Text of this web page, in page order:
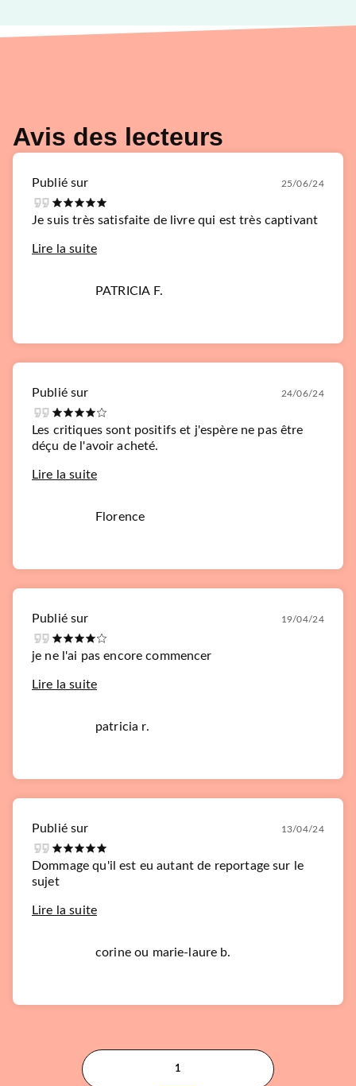
Avis des lecteurs
Publié sur 25/06/24
Je suis très satisfaite de livre qui est très captivant
Lire la suite
PATRICIA F.
Publié sur 24/06/24
Les critiques sont positifs et j'espère ne pas être
déçu de l'avoir acheté.
Lire la suite
Florence
Publié sur 19/04/24
je ne l'ai pas encore commencer
Lire la suite
patricia r.
Publié sur 13/04/24
Dommage qu'il est eu autant de reportage sur le
sujet
Lire la suite
corine ou marie-laure b.
1